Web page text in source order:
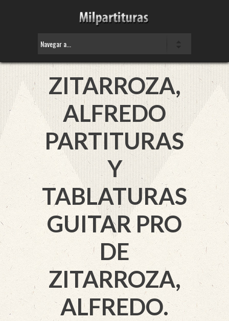
ZITARROZA,
ALFREDO
PARTITURAS
Y
TABLATURAS
GUITAR PRO
DE
ZITARROZA,
ALFREDO.